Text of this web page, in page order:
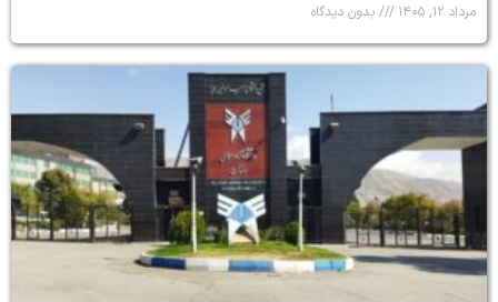
مرداد ۱۲, ۱۴۰۵ بدون دیدگاه